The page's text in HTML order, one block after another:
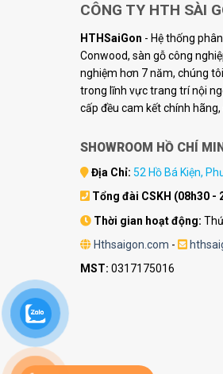
CÔNG TY HTH SÀI
HTHSaiGon - Hệ thống
Conwood, sàn gỗ công
nghiệm hơn 7 năm, chúng
trong lĩnh vực trang trí nội
cấp đều cam kết chính hãng,
SHOWROOM HỒ CHÍ
Địa Chỉ: 52 Hồ Bá Kiện,
Tổng đài CSKH (08h30 -
Thời gian hoạt động:
Hthsaigon.com -
MST: 0317175016